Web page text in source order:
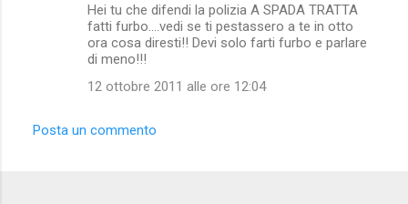
Hei tu che difendi la polizia A SPADA TRATTA
fatti furbo....vedi se ti pestassero a te in otto
ora cosa diresti!! Devi solo farti furbo e parlare
di meno!!!
12 ottobre 2011 alle ore 12:04
Posta un commento